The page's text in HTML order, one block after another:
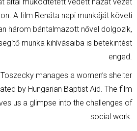
A film Renáta napi munkáját követi
három bántalmazott nővel dolgozik,
munka kihívásaiba is betekintést
enged.
manages a women’s shelter
by Hungarian Baptist Aid. The film
us a glimpse into the challenges of
social work.